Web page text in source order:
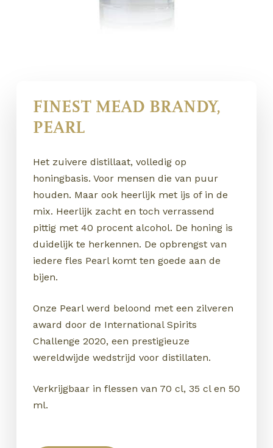
FINEST MEAD BRANDY,
PEARL
Het zuivere distillaat, volledig op
honingbasis. Voor mensen die van puur
houden. Maar ook heerlijk met ijs of in de
mix. Heerlijk zacht en toch verrassend
pittig met 40 procent alcohol. De honing is
duidelijk te herkennen. De opbrengst van
iedere fles Pearl komt ten goede aan de
bijen.
Onze Pearl werd beloond met een zilveren
award door de International Spirits
Challenge 2020, een prestigieuze
wereldwijde wedstrijd voor distillaten.
Verkrijgbaar in flessen van 70 cl, 35 cl en 50
ml.